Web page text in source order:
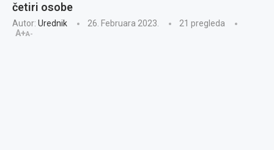
četiri osobe
Autor: Urednik 26. Februara 2023. 21 pregleda
A+A-